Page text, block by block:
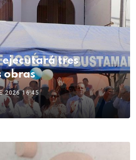
ejecutará tres
obras
2026 16:45